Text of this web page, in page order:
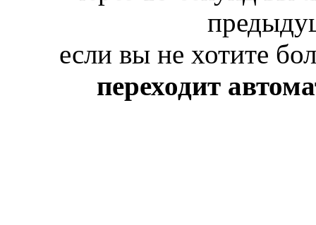
если вы не хотите
переходит